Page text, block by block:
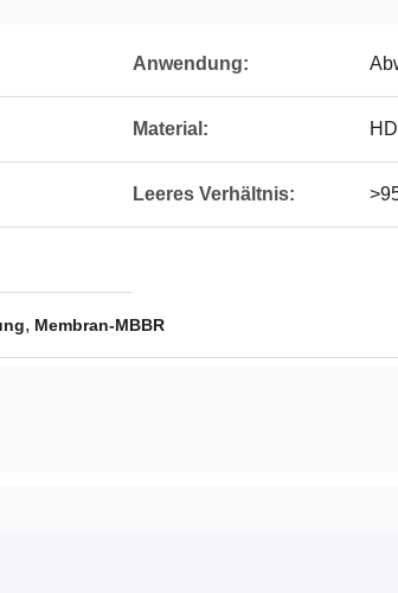
Anwendung:
Material:
Leeres Verhältnis:
, Membran-MBBR